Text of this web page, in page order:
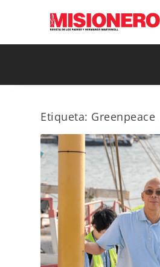
Etiqueta: Greenpeace